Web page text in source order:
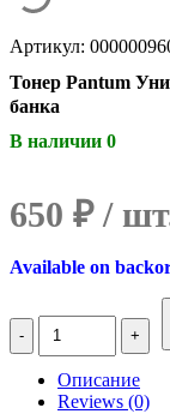
Артикул:
Тонер Pantum
банка
В наличии 0
650 ₽
Available on
Количество
Тонер
Универсальный
Описание
Reviews (0)